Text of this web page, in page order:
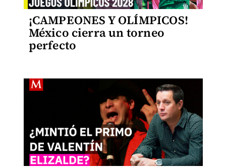
¡CAMPEONES Y OLÍMPICOS!
México cierra un torneo
perfecto